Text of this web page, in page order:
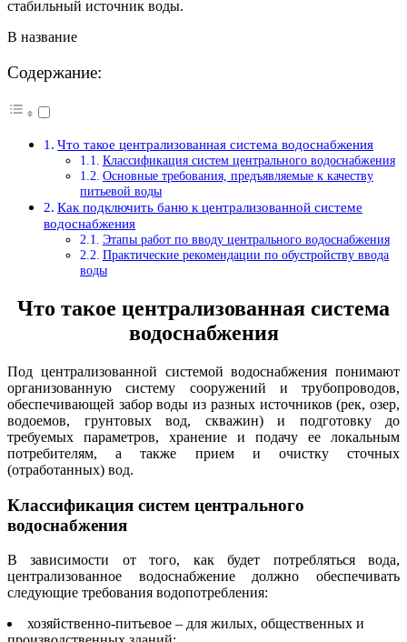
стабильный источник воды.
В название
Содержание:
Что такое централизованная система водоснабжения
Классификация систем центрального водоснабжения
Основные требования, предъявляемые к качеству
питьевой воды
Как подключить баню к централизованной системе
водоснабжения
Этапы работ по вводу центрального водоснабжения
Практические рекомендации по обустройству ввода
воды
Что такое централизованная система
водоснабжения
Под централизованной системой водоснабжения понимают
организованную систему сооружений и трубопроводов,
обеспечивающей забор воды из разных источников (рек, озер,
водоемов, грунтовых вод, скважин) и подготовку до
требуемых параметров, хранение и подачу ее локальным
потребителям, а также прием и очистку сточных
(отработанных) вод.
Классификация систем центрального
водоснабжения
В зависимости от того, как будет потребляться вода,
централизованное водоснабжение должно обеспечивать
следующие требования водопотребления:
хозяйственно-питьевое – для жилых, общественных и